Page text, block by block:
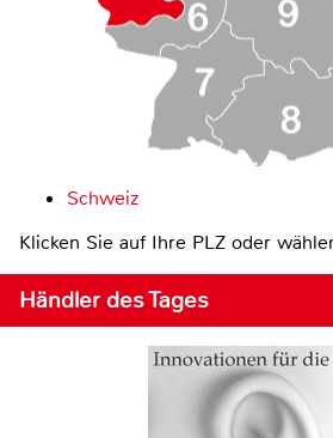
Schweiz
Klicken Sie auf Ihre PLZ oder
Händler des Tages